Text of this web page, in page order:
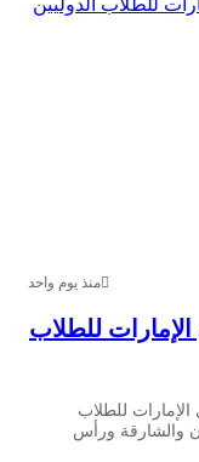
منذ يوم واحد
للطلاب
ورأس